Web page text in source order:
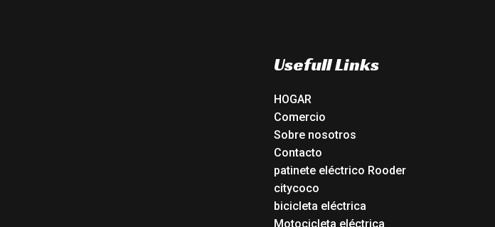
Usefull Links
HOGAR
Comercio
Sobre nosotros
Contacto
patinete eléctrico Rooder
citycoco
bicicleta eléctrica
Motocicleta eléctrica